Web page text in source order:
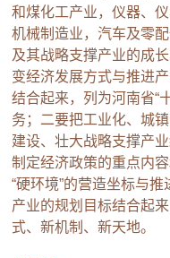
和煤化工产业，仪器、
机械制造业，汽车及零
及其战略支撑产业的成
变经济发展方式与推进
结合起来，列为河南省“
务；二要把工业化、城
建设、壮大战略支撑产
制定经济政策的重点内
“硬环境”的营造坐标与
产业的规划目标结合起
式、新机制、新天地。